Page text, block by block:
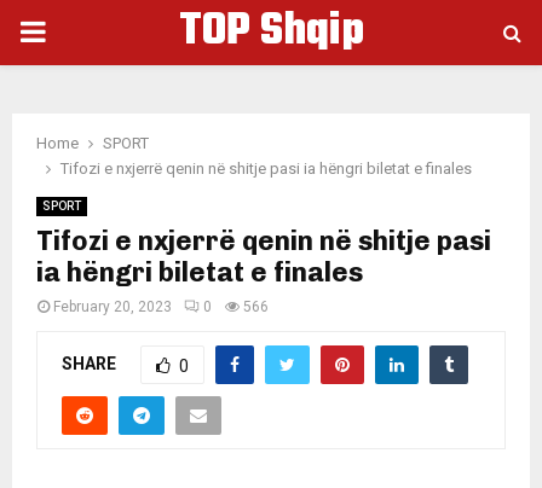
PRIMARY
TOP Shqip
Home
SPORT
Tifozi e nxjerrë qenin në shitje pasi ia hëngri biletat e finales
SPORT
Tifozi e nxjerrë qenin në shitje pasi
ia hëngri biletat e finales
February 20, 2023 0 566
SHARE 0